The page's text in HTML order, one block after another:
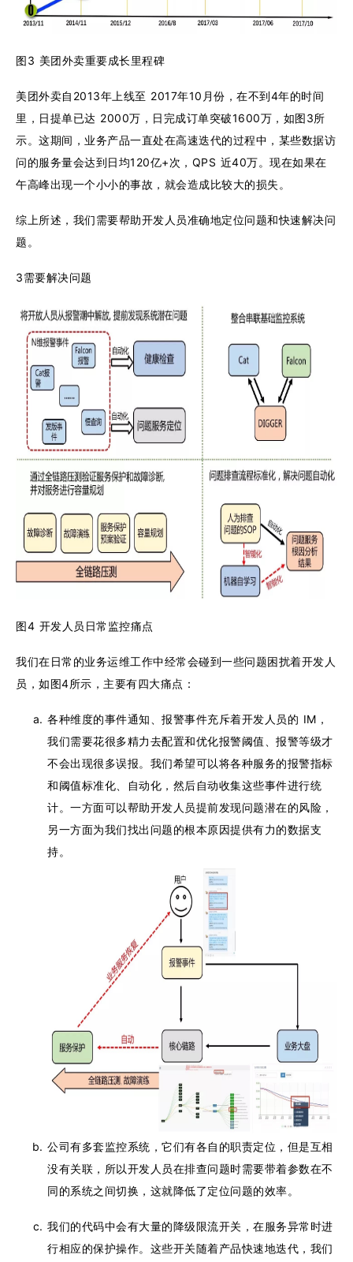
图3 美团外卖重要成长里程碑
美团外卖自2013年上线至 2017年10月份，在不到4年的时间
里，日提单已达 2000万，日完成订单突破1600万，如图3所
示。这期间，业务产品一直处在高速迭代的过程中，某些数据访
问的服务量会达到日均120亿+次，QPS 近40万。现在如果在
午高峰出现一个小小的事故，就会造成比较大的损失。
综上所述，我们需要帮助开发人员准确地定位问题和快速解决问
题。
3需要解决问题
图4 开发人员日常监控痛点
我们在日常的业务运维工作中经常会碰到一些问题困扰着开发人
员，如图4所示，主要有四大痛点：
各种维度的事件通知、报警事件充斥着开发人员的 IM，
我们需要花很多精力去配置和优化报警阈值、报警等级才
不会出现很多误报。我们希望可以将各种服务的报警指标
和阈值标准化、自动化，然后自动收集这些事件进行统
计。一方面可以帮助开发人员提前发现问题潜在的风险，
另一方面为我们找出问题的根本原因提供有力的数据支
持。
公司有多套监控系统，它们有各自的职责定位，但是互相
没有关联，所以开发人员在排查问题时需要带着参数在不
同的系统之间切换，这就降低了定位问题的效率。
我们的代码中会有大量的降级限流开关，在服务异常时进
行相应的保护操作。这些开关随着产品快速地迭代，我们